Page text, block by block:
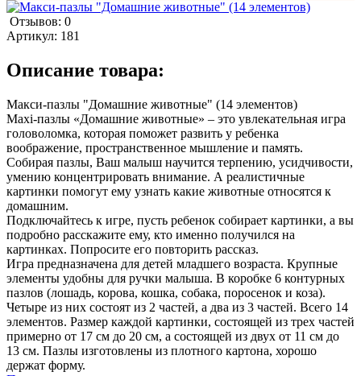
Отзывов: 0
Артикул: 181
Описание товара:
Макси-пазлы "Домашние животные" (14 элементов)
Maxi-пазлы «Домашние животные» – это увлекательная игра
головоломка, которая поможет развить у ребенка
воображение, пространственное мышление и память.
Собирая пазлы, Ваш малыш научится терпению, усидчивости,
умению концентрировать внимание. А реалистичные
картинки помогут ему узнать какие животные относятся к
домашним.
Подключайтесь к игре, пусть ребенок собирает картинки, а вы
подробно расскажите ему, кто именно получился на
картинках. Попросите его повторить рассказ.
Игра предназначена для детей младшего возраста. Крупные
элементы удобны для ручки малыша. В коробке 6 контурных
пазлов (лошадь, корова, кошка, собака, поросенок и коза).
Четыре из них состоят из 2 частей, а два из 3 частей. Всего 14
элементов. Размер каждой картинки, состоящей из трех частей
примерно от 17 см до 20 см, а состоящей из двух от 11 см до
13 см. Пазлы изготовлены из плотного картона, хорошо
держат форму.